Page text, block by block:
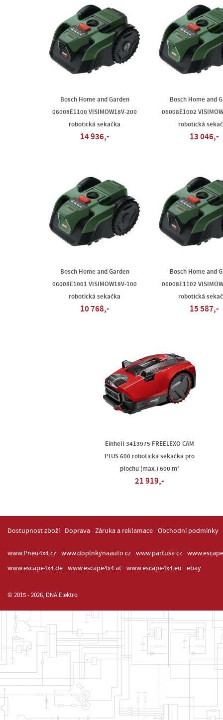
Bosch Home and Garden
06008E1100 VISIMOW18V-200
robotická sekačka
14 936,-
Bosch Home and
06008E1002
robotická
13 046,-
Bosch Home and Garden
06008E1001 VISIMOW18V-100
robotická sekačka
10 768,-
Bosch Home and
06008E1102
robotická
15 587,-
Einhell 3413975 FREELEXO CAM
PLUS 600 robotická sekačka pro
plochu (max.) 600 m²
21 919,-
Dostupnost zboží Doprava Záruka a reklamace Obchodní podmínky
www.Pneu4x4.cz www.doplnkynaauto.cz www.partusa.cz
www.escape4x4.de
www.escape4x4.at www.escape4x4.eu ebay
© 2015 - 2026, DNA Elektro